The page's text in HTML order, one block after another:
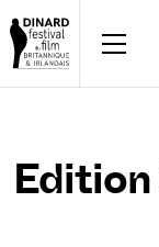
au
contenu